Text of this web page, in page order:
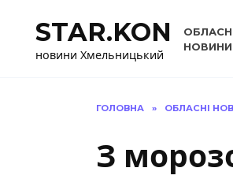
вмістуSTAR.KON
новини Хмельницький
НОВИНИ
ГОЛОВНА » ОБЛАСНІ
З